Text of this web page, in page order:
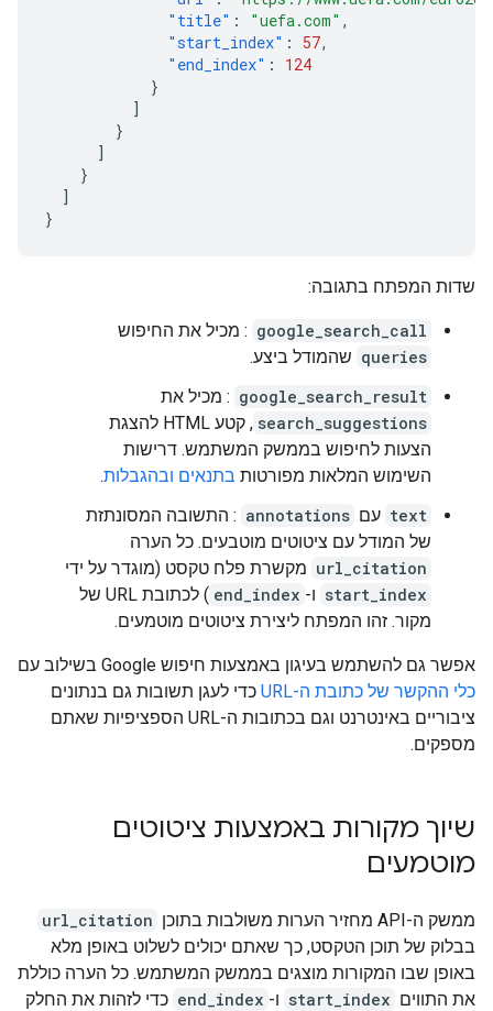
"title" : "uefa.com" ,
"start_index" : 57,
"end_index" :
124
}
]
}
]
}
]
}
שדות המפתח בתגובה:
google_search_call : מכיל את החיפוש
queries שהמודל ביצע.
google_search_result : מכיל את
search_suggestions
, קטע HTML להצגת
הצעות לחיפוש בממשק המשתמש. דרישות
השימוש המלאות מפורטות בתנאים ובהגבלות.
text עם annotations : התשובה המסונתזת
של המודל עם ציטוטים מוטבעים. כל הערה
url_citation מקשרת פלח טקסט (מוגדר על ידי
start_index ו- end_index
) לכתובת URL של
מקור. זהו המפתח ליצירת ציטוטים מוטמעים.
אפשר גם להשתמש בעיגון באמצעות חיפוש Google בשילוב עם
כלי ההקשר של כתובת ה-URL
כדי לעגן תשובות גם בנתונים
ציבוריים באינטרנט וגם בכתובות ה-URL הספציפיות שאתם
מספקים.
שיוך מקורות באמצעות ציטוטים
מוטמעים
ממשק ה-API מחזיר הערות משולבות בתוכן
url_citation
בבלוק של תוכן הטקסט, כך שאתם יכולים לשלוט באופן מלא
באופן שבו המקורות מוצגים בממשק המשתמש. כל הערה כוללת
את התווים start_index ו- end_index כדי לזהות את החלק